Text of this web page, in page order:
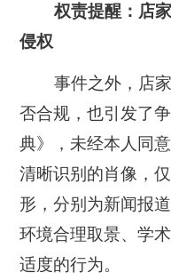
权责提醒：店
侵权
事件之外，店
否合规，也引发了
典》，未经本人同
清晰识别的肖像，
形，分别为新闻报
环境合理取景、学
适度的行为。